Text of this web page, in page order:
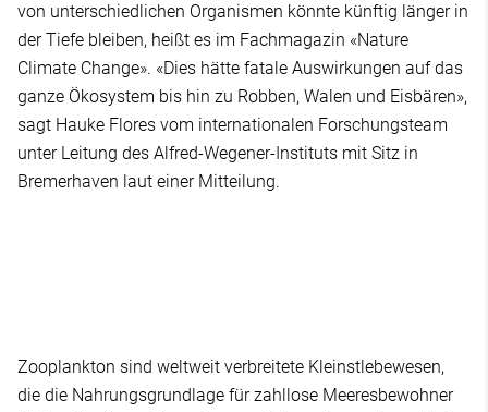
von unterschiedlichen Organismen könnte künftig länger in
der Tiefe bleiben, heißt es im Fachmagazin «Nature
Climate Change». «Dies hätte fatale Auswirkungen auf das
ganze Ökosystem bis hin zu Robben, Walen und Eisbären»,
sagt Hauke Flores vom internationalen Forschungsteam
unter Leitung des Alfred-Wegener-Instituts mit Sitz in
Bremerhaven laut einer Mitteilung.
Zooplankton sind weltweit verbreitete Kleinstlebewesen,
die die Nahrungsgrundlage für zahllose Meeresbewohner